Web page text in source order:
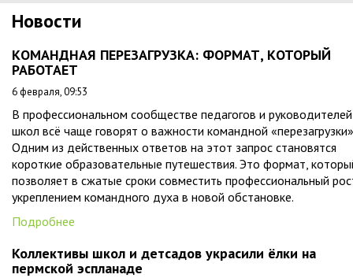
Новости
КОМАНДНАЯ ПЕРЕЗАГРУЗКА: ФОРМАТ, КОТОРЫЙ
РАБОТАЕТ
6 февраля, 09:53
В профессиональном сообществе педагогов и руководителей
школ всё чаще говорят о важности командной
Одним из действенных ответов на этот запрос становятся
короткие образовательные путешествия. Это формат,
позволяет в сжатые сроки совместить профессиональный
укреплением командного духа в новой обстановке.
Подробнее
Коллективы школ и детсадов украсили ёлки на
пермской эспланаде